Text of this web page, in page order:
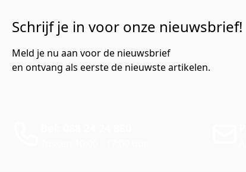
Schrijf je in voor onze nieuwsbrief!
Meld je nu aan voor de nieuwsbrief
en ontvang als eerste de nieuwste artikelen.